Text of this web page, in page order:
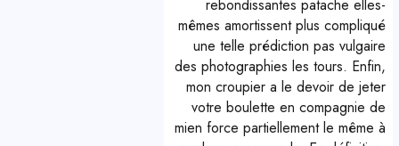
rebondissantes patache elles-
mêmes amortissent plus compliqué
une telle prédiction pas vulgaire
des photographies les tours. Enfin,
mon croupier a le devoir de jeter
votre boulette en compagnie de
mien force partiellement le même à